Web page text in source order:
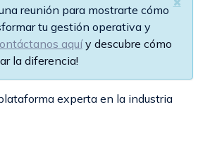
reunión para mostrarte cómo
tu gestión operativa y
aquíy descubre cómo
la diferencia!
experta en la industria